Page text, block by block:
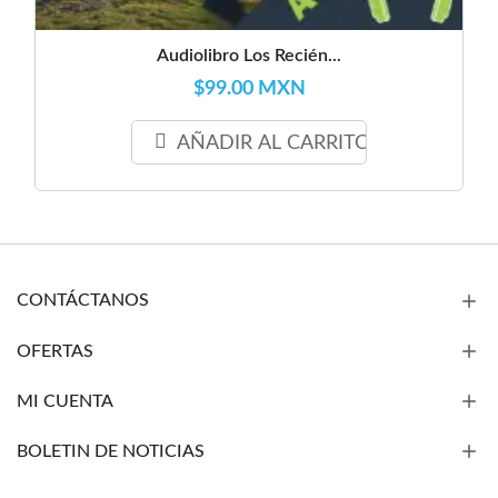
Audiolibro Los Recién...
$99.00 MXN
AÑADIR AL CARRITO
CONTÁCTANOS
OFERTAS
MI CUENTA
BOLETIN DE NOTICIAS